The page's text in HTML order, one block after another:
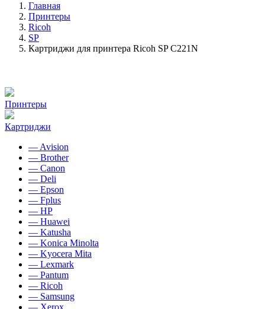
Главная
Принтеры
Ricoh
SP
Картриджи для принтера Ricoh SP C221N
Принтеры
Картриджи
— Avision
— Brother
— Canon
— Deli
— Epson
— Fplus
— HP
— Huawei
— Katusha
— Konica Minolta
— Kyocera Mita
— Lexmark
— Pantum
— Ricoh
— Samsung
— Xerox